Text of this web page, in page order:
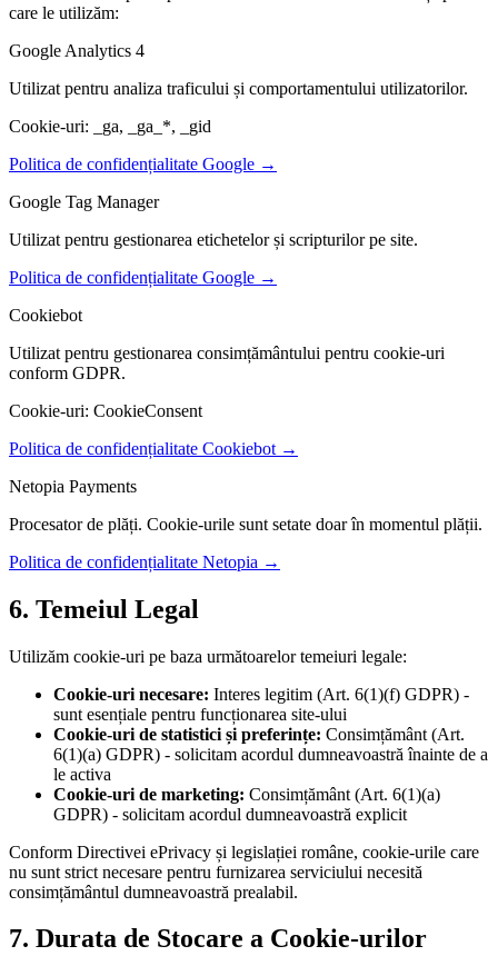
care le utilizăm:
Google Analytics 4
Utilizat pentru analiza traficului și comportamentului utilizatorilor.
Cookie-uri: _ga, _ga_*, _gid
Politica de confidențialitate Google →
Google Tag Manager
Utilizat pentru gestionarea etichetelor și scripturilor pe site.
Politica de confidențialitate Google →
Cookiebot
Utilizat pentru gestionarea consimțământului pentru cookie-uri
conform GDPR.
Cookie-uri: CookieConsent
Politica de confidențialitate Cookiebot →
Netopia Payments
Procesator de plăți. Cookie-urile sunt setate doar în momentul plății.
Politica de confidențialitate Netopia →
6. Temeiul Legal
Utilizăm cookie-uri pe baza următoarelor temeiuri legale:
Cookie-uri necesare: Interes legitim (Art. 6(1)(f) GDPR) -
sunt esențiale pentru funcționarea site-ului
Cookie-uri de statistici și preferințe: Consimțământ (Art.
6(1)(a) GDPR) - solicitam acordul dumneavoastră înainte de a
le activa
Cookie-uri de marketing: Consimțământ (Art. 6(1)(a)
GDPR) - solicitam acordul dumneavoastră explicit
Conform Directivei ePrivacy și legislației române, cookie-urile care
nu sunt strict necesare pentru furnizarea serviciului necesită
consimțământul dumneavoastră prealabil.
7. Durata de Stocare a Cookie-urilor